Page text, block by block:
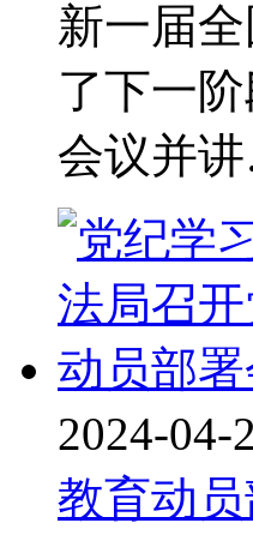
新一届
了下一
会议并
2024-04-
教育动